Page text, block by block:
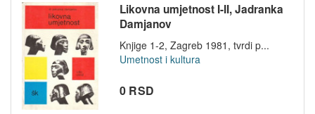
Likovna umjetnost I-II, Jadranka
Damjanov
Knjige 1-2, Zagreb 1981, tvrdi p...
Umetnost i kultura
0 RSD